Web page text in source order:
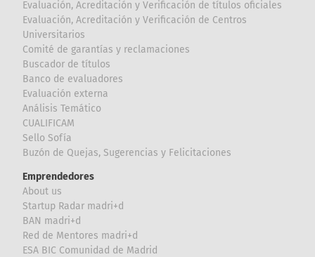
Evaluación, Acreditación y Verificación de títulos oficiales
Evaluación, Acreditación y Verificación de Centros
Universitarios
Comité de garantías y reclamaciones
Buscador de títulos
Banco de evaluadores
Evaluación externa
Análisis Temático
CUALIFICAM
Sello Sofía
Buzón de Quejas, Sugerencias y Felicitaciones
Emprendedores
About us
Startup Radar madri+d
BAN madri+d
Red de Mentores madri+d
ESA BIC Comunidad de Madrid